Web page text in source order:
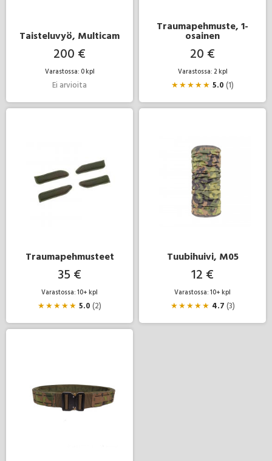
Taisteluvyö, Multicam
200 €
Varastossa: 0 kpl
Ei arvioita
Traumapehmuste, 1-
osainen
20 €
Varastossa: 2 kpl
★★★★★ 5.0(1)
Traumapehmusteet
35 €
Varastossa: 10+ kpl
★★★★★ 5.0(2)
Tuubihuivi, M05
12 €
Varastossa: 10+ kpl
★★★★★ 4.7(3)